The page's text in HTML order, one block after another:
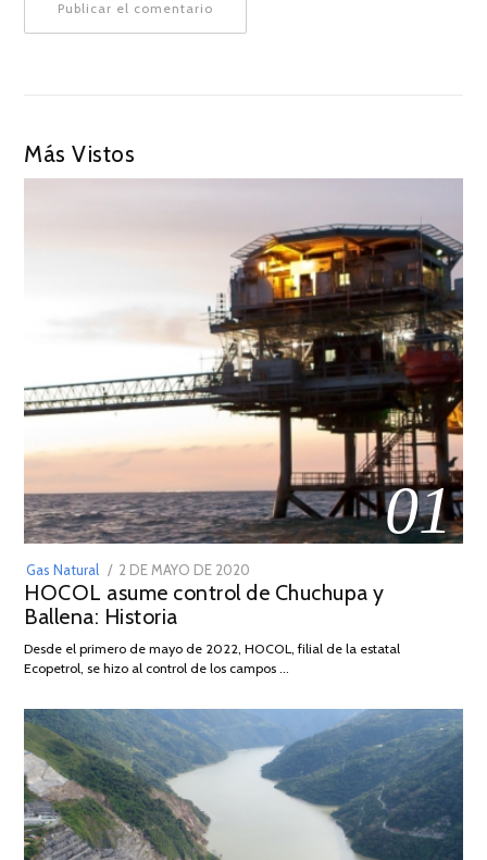
Más Vistos
01
Gas Natural
POSTED
ON
2 DE MAYO DE 2020
DE
2026
HOCOL asume control de Chuchupa y
Ballena: Historia
Desde el primero de mayo de 2022, HOCOL, filial de la estatal
Ecopetrol, se hizo al control de los campos …